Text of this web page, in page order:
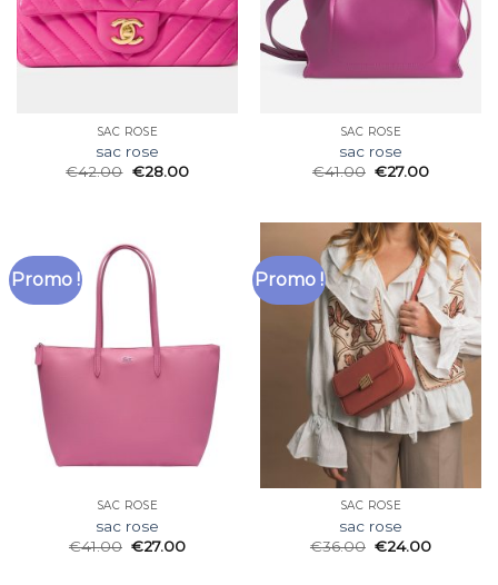
SAC ROSE
sac rose
€42.00 €28.00
SAC ROSE
sac rose
€41.00 €27.00
Promo !
SAC ROSE
sac rose
€41.00 €27.00
Promo !
SAC ROSE
sac rose
€36.00 €24.00